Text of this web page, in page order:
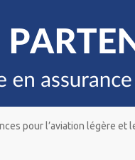
pour l’aviation légère et